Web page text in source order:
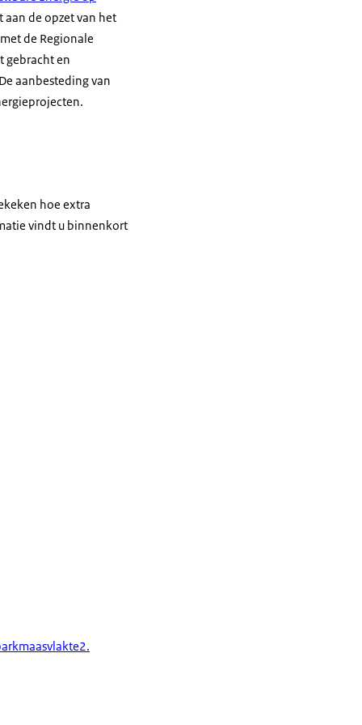
aan de opzet van het
de Regionale
gebracht en
aanbesteding van
hoe extra
vindt u binnenkort